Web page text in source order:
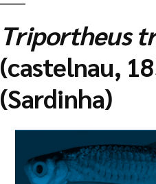
Triportheus
(castelnau,
(Sardinha)